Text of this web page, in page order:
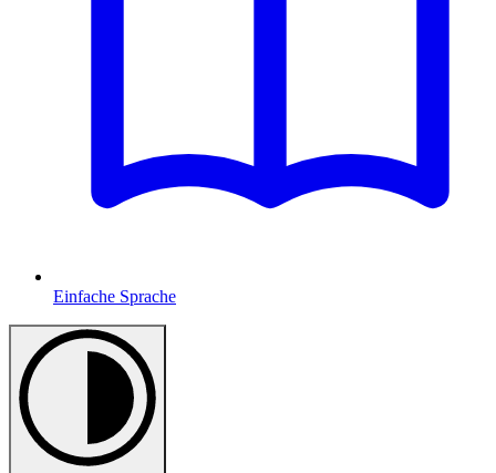
Einfache Sprache